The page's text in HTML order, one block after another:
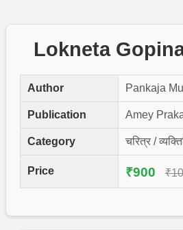
Lokneta
Author Pankaja
Publication Amey
Category चरित्र /
Price ₹900